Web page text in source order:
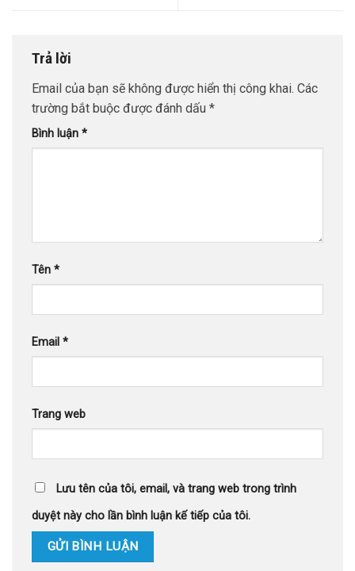
Trả lời
Email của bạn sẽ không được hiển thị công khai. Các
trường bắt buộc được đánh dấu *
Bình luận *
Tên *
Email *
Trang web
Lưu tên của tôi, email, và trang web trong trình
duyệt này cho lần bình luận kế tiếp của tôi.